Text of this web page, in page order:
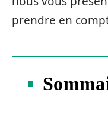
prendre en